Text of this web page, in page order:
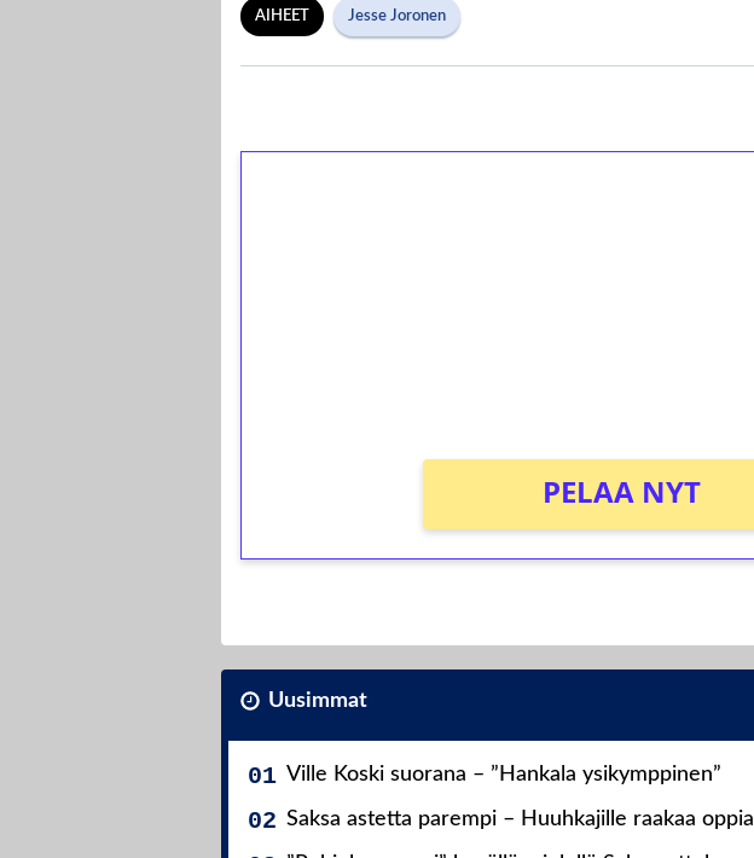
AIHEET Jesse Joronen
PELAA NYT
Uusimmat
Ville Koski suorana – ”Hankala ysikymppinen”
Saksa astetta parempi – Huuhkajille raakaa oppia